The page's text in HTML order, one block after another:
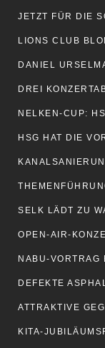
JETZT FÜR DIE
DREI
NABU-VORTRAG